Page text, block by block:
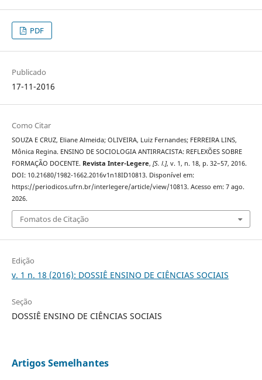
PDF
Publicado
17-11-2016
Como Citar
SOUZA E CRUZ, Eliane Almeida; OLIVEIRA, Luiz Fernandes; FERREIRA LINS,
Mônica Regina. ENSINO DE SOCIOLOGIA ANTIRRACISTA: REFLEXÕES SOBRE
FORMAÇÃO DOCENTE. Revista Inter-Legere, [S. l.], v. 1, n. 18, p. 32–57, 2016.
DOI: 10.21680/1982-1662.2016v1n18ID10813. Disponível em:
https://periodicos.ufrn.br/interlegere/article/view/10813. Acesso em: 7 ago.
2026.
Fomatos de Citação
Edição
v. 1 n. 18 (2016): DOSSIÊ ENSINO DE CIÊNCIAS SOCIAIS
Seção
DOSSIÊ ENSINO DE CIÊNCIAS SOCIAIS
Artigos Semelhantes